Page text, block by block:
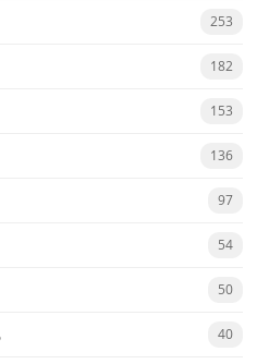
253
182
153
136
97
54
50
40